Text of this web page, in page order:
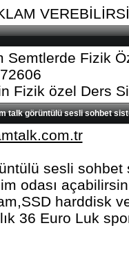
Semtlerde Fizik
Fizik özel Ders
talk görüntülü sesli sohbet
sesli
odası
harddisk
36 Euro Luk